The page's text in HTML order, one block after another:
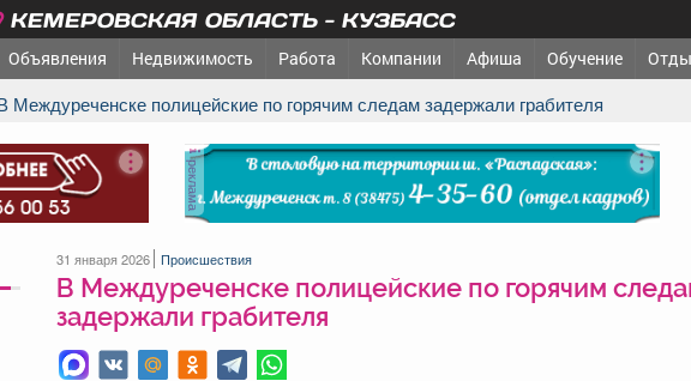
КЕМЕРОВСКАЯ ОБЛАСТЬ - КУЗБАСС
Объявления Недвижимость Работа Компании Афиша Обучение
В Междуреченске полицейские по горячим следам задержали грабителя
реклама
31 января 2026 Происшествия
В Междуреченске полицейские по горячим
задержали грабителя